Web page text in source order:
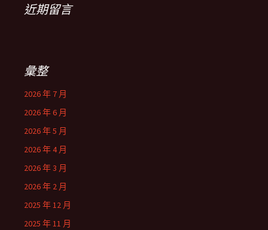
近期留言
彙整
2026 年 7 月
2026 年 6 月
2026 年 5 月
2026 年 4 月
2026 年 3 月
2026 年 2 月
2025 年 12 月
2025 年 11 月